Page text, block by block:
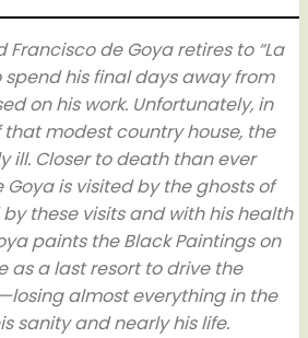
Francisco de Goya retires to “La
spend his final days away from
on his work. Unfortunately, in
modest country house, the
ill. Closer to death than ever
Goya is visited by the ghosts of
these visits and with his health
paints the Black Paintings on
as a last resort to drive the
almost everything in the
sanity and nearly his life.